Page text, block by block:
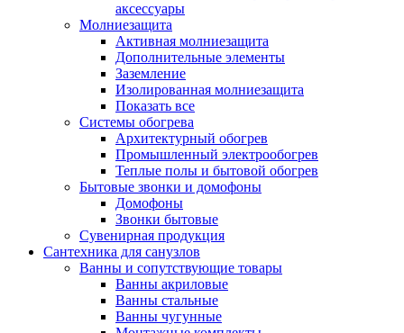
аксессуары
Молниезащита
Активная молниезащита
Дополнительные элементы
Заземление
Изолированная молниезащита
Показать все
Системы обогрева
Архитектурный обогрев
Промышленный электрообогрев
Теплые полы и бытовой обогрев
Бытовые звонки и домофоны
Домофоны
Звонки бытовые
Сувенирная продукция
Сантехника для санузлов
Ванны и сопутствующие товары
Ванны акриловые
Ванны стальные
Ванны чугунные